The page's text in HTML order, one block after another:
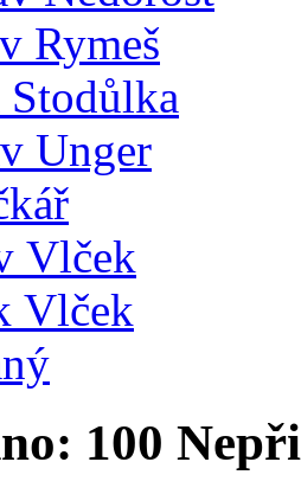
Rymeš
Unger
Vlček
Vlček
100